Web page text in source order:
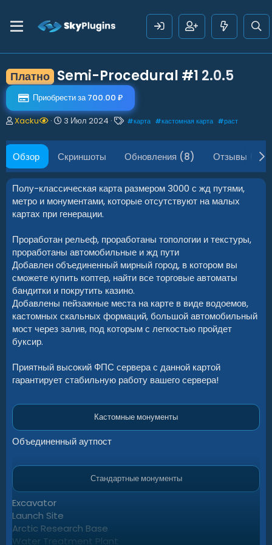
Платно Semi-Procedural #1 2.0.5
Приобрести за 700.00 ₽
А
т
о
р
Xacku
Д
т
а
с
о
з
а
н
я
3 Июл 2024
Т
г
и
#карта #кастомная карта #раст
Обзор Скриншоты Обновления (8) Отзывы (1)
Полу-классическая карта размером 3000 с жд путями,
метро и монументами, которые отсутствуют на малых
картах при генерации.
Проработан рельеф, проработаны топологии и текстуры,
проработаны автомобильные и жд пути
Добавлен объединенный мирный город, в котором вы
сможете купить коптер, найти все торговые автоматы
бандитки и покрутить казино.
Добавлены пейзажные места на карте в виде водоемов,
кастомных скальных формаций, большой автомобильный
мост через залив, под которым с легкостью пройдет
буксир.
Приятный высокий ФПС сервера с данной картой
гарантирует стабильную работу вашего сервера!
Кастомные монументы​
Объединенный аутпост
Стандартные монументы​
Excavator
Launch Site
Arctic Research Base
Water Treatment Plant